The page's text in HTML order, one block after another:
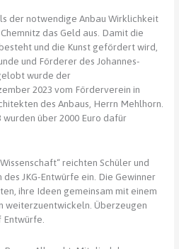
der notwendige Anbau Wirklichkeit
das Geld aus. Damit die
und die Kunst gefördert wird,
und Förderer des Johannes-
wurde der
2023 vom Förderverein in
des Anbaus, Herrn Mehlhorn.
wurden über 2000 Euro dafür
reichten Schüler und
JKG-Entwürfe ein. Die Gewinner
ihre Ideen gemeinsam mit einem
weiterzuentwickeln. Überzeugen
Entwürfe.